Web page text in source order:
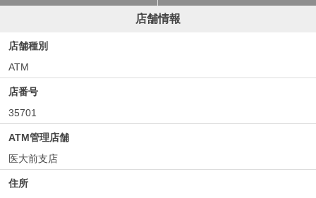
店舗情報
店舗種別
ATM
店番号
35701
ATM管理店舗
医大前支店
住所